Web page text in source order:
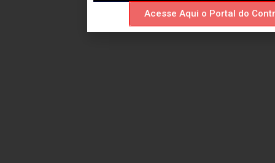
Acesse Aqui o Portal do